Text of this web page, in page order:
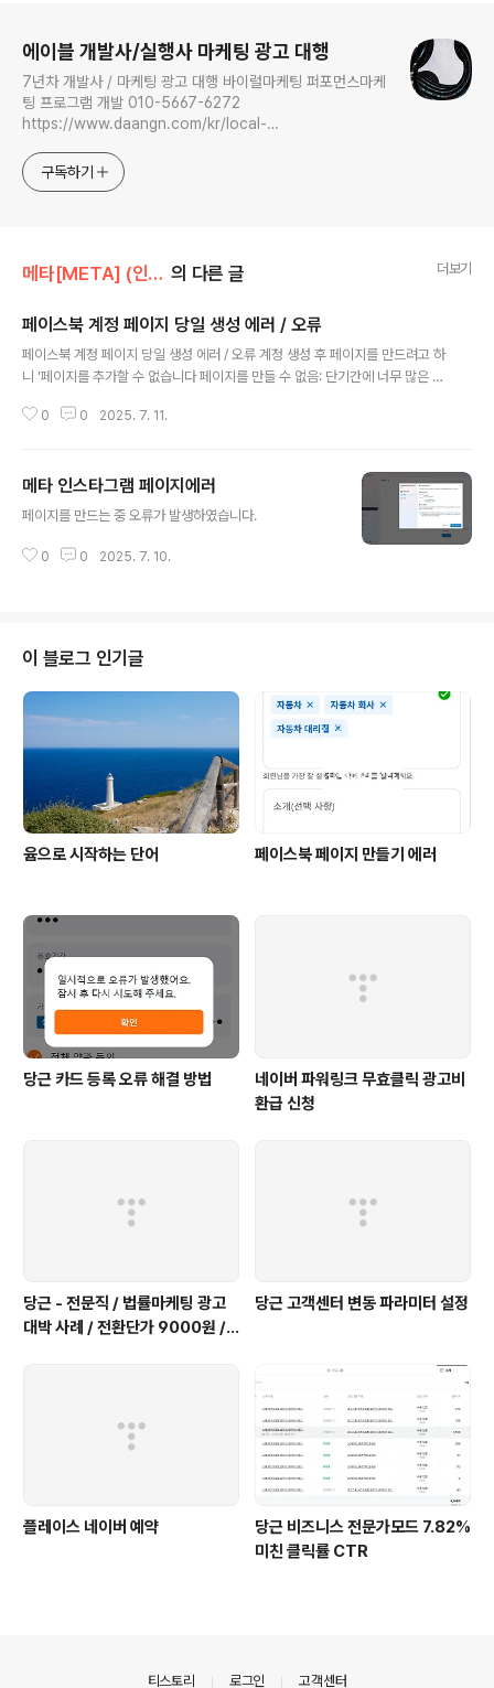
에이블 개발사/실행사 마케팅 광고 대행
7년차 개발사 / 마케팅 광고 대행 바이럴마케팅 퍼포먼스마케
팅 프로그램 개발 010-5667-6272
https://www.daangn.com/kr/local-
구독하기
메타[META] (인스타그램, 페이스북) 의 다른 글 더보기
페이스북 계정 페이지 당일 생성 에러 / 오류
페이스북 계정 페이지 당일 생성 에러 / 오류 계정 생성 후 페이지를 만드려고 하
니 '페이지를 추가할 수 없습니다 페이지를 만들 수 없음: 단기간에 너무 많은 페
0 0 2025. 7. 11.
메타 인스타그램 페이지에러
페이지를 만드는 중 오류가 발생하였습니다.
0 0 2025. 7. 10.
이 블로그 인기글
윰으로 시작하는 단어 페이스북 페이지 만들기 에러
당근 카드 등록 오류 해결 방법
네이버 파워링크 무효클릭 광고비
환급 신청
당근 - 전문직 / 법률마케팅 광고
대박 사례 / 전환단가 9000원 /
당근 고객센터 변동 파라미터 설정
플레이스 네이버 예약
당근 비즈니스 전문가모드 7.82%
미친 클릭률 CTR
티스토리 로그인 고객센터